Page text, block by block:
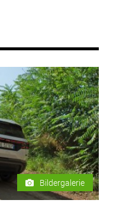
Bildergalerie